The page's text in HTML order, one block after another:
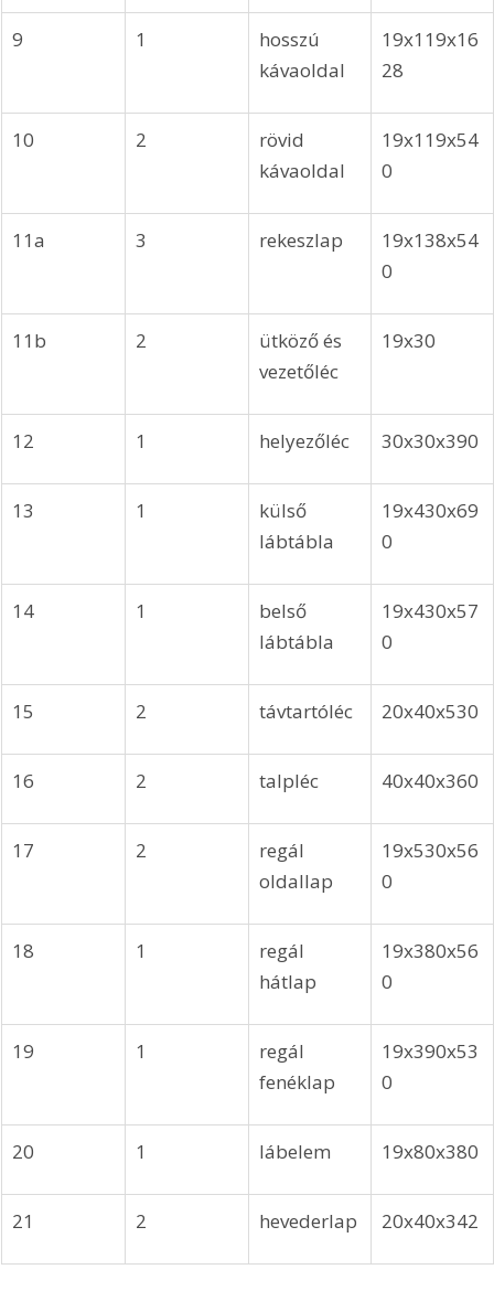
9 1
hosszú
kávaoldal
19x119x16
28
10 2
rövid
kávaoldal
19x119x54
0
11a 3 rekeszlap
19x138x54
0
11b 2
ütköző és
vezetőléc
19x30
12 1 helyezőléc 30x30x390
13 1
külső
lábtábla
19x430x69
0
14 1
belső
lábtábla
19x430x57
0
15 2 távtartóléc 20x40x530
16 2 talpléc 40x40x360
17 2
regál
oldallap
19x530x56
0
18 1
regál
hátlap
19x380x56
0
19 1
regál
fenéklap
19x390x53
0
20 1 lábelem 19x80x380
21 2 hevederlap 20x40x342